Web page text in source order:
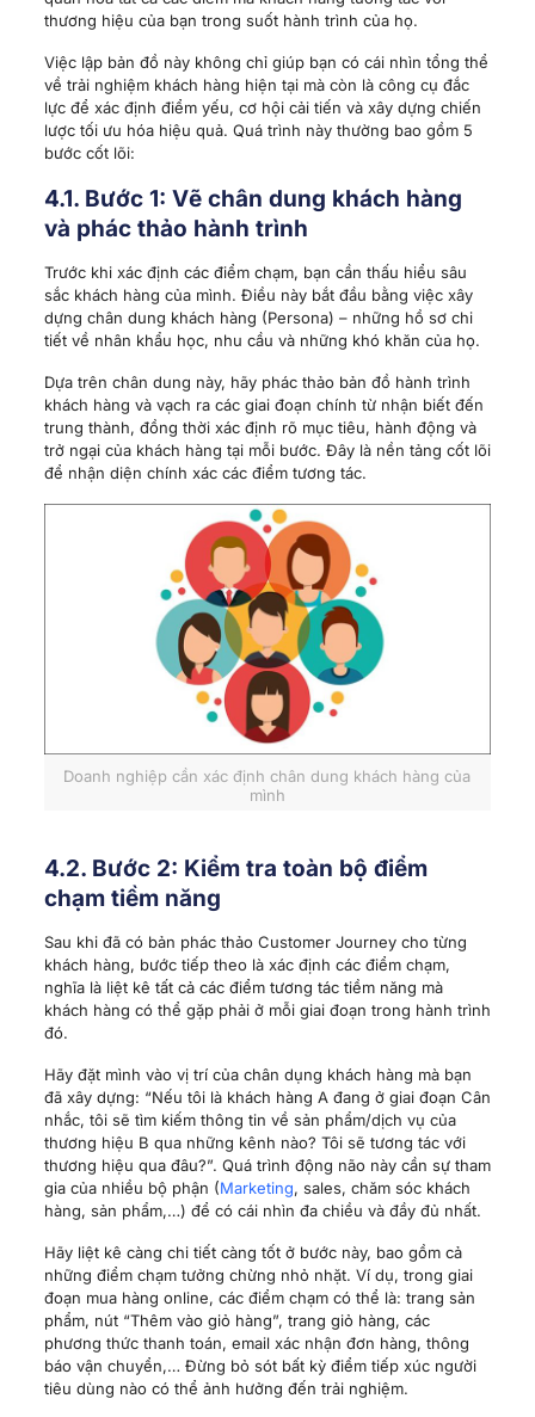
thương hiệu của bạn trong suốt hành trình của họ.
Việc lập bản đồ này không chỉ giúp bạn có cái nhìn tổng thể
về trải nghiệm khách hàng hiện tại mà còn là công cụ đắc
lực để xác định điểm yếu, cơ hội cải tiến và xây dựng chiến
lược tối ưu hóa hiệu quả. Quá trình này thường bao gồm 5
bước cốt lõi:
4.1. Bước 1: Vẽ chân dung khách hàng
và phác thảo hành trình
Trước khi xác định các điểm chạm, bạn cần thấu hiểu sâu
sắc khách hàng của mình. Điều này bắt đầu bằng việc xây
dựng chân dung khách hàng (Persona) – những hồ sơ chi
tiết về nhân khẩu học, nhu cầu và những khó khăn của họ.
Dựa trên chân dung này, hãy phác thảo bản đồ hành trình
khách hàng và vạch ra các giai đoạn chính từ nhận biết đến
trung thành, đồng thời xác định rõ mục tiêu, hành động và
trở ngại của khách hàng tại mỗi bước. Đây là nền tảng cốt lõi
để nhận diện chính xác các điểm tương tác.
Doanh nghiệp cần xác định chân dung khách hàng của
mình
4.2. Bước 2: Kiểm tra toàn bộ điểm
chạm tiềm năng
Sau khi đã có bản phác thảo Customer Journey cho từng
khách hàng, bước tiếp theo là xác định các điểm chạm,
nghĩa là liệt kê tất cả các điểm tương tác tiềm năng mà
khách hàng có thể gặp phải ở mỗi giai đoạn trong hành trình
đó.
Hãy đặt mình vào vị trí của chân dụng khách hàng mà bạn
đã xây dựng: “Nếu tôi là khách hàng A đang ở giai đoạn Cân
nhắc, tôi sẽ tìm kiếm thông tin về sản phẩm/dịch vụ của
thương hiệu B qua những kênh nào? Tôi sẽ tương tác với
thương hiệu qua đâu?”. Quá trình động não này cần sự tham
gia của nhiều bộ phận (Marketing, sales, chăm sóc khách
hàng, sản phẩm,…) để có cái nhìn đa chiều và đầy đủ nhất.
Hãy liệt kê càng chi tiết càng tốt ở bước này, bao gồm cả
những điểm chạm tưởng chừng nhỏ nhặt. Ví dụ, trong giai
đoạn mua hàng online, các điểm chạm có thể là: trang sản
phẩm, nút “Thêm vào giỏ hàng”, trang giỏ hàng, các
phương thức thanh toán, email xác nhận đơn hàng, thông
báo vận chuyển,… Đừng bỏ sót bất kỳ điểm tiếp xúc người
tiêu dùng nào có thể ảnh hưởng đến trải nghiệm.